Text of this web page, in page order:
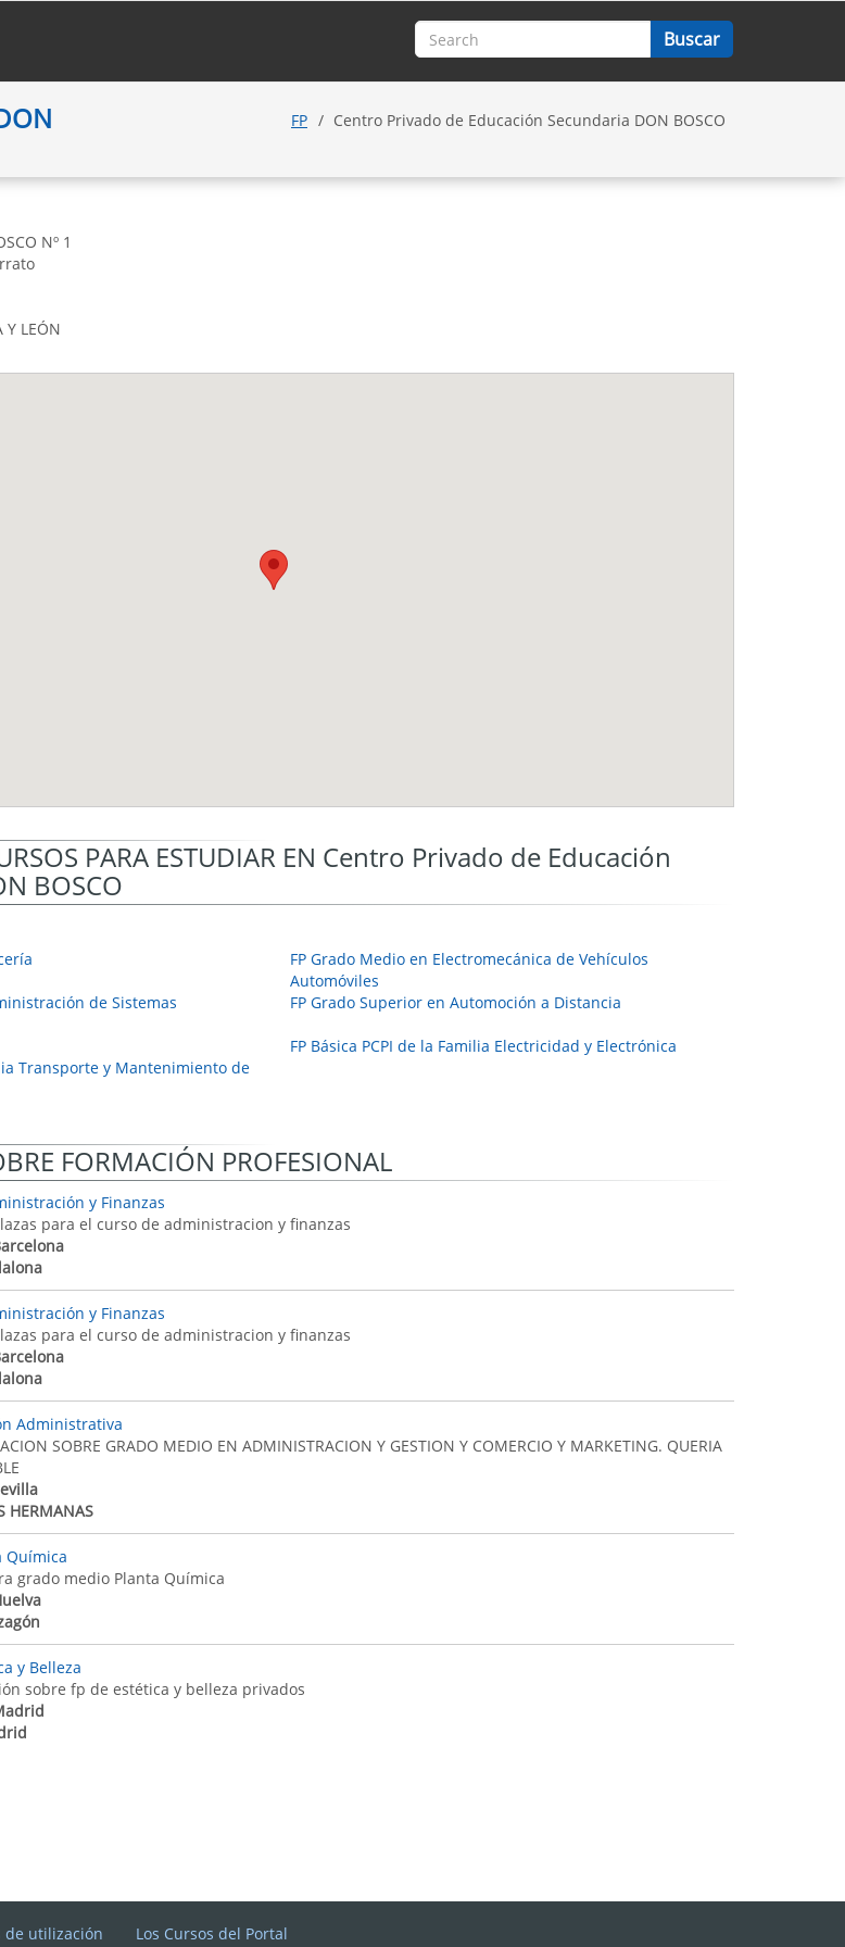
FP Centro Privado de Educación Secundaria DON BOSCO
Nº 1
Y LEÓN
PARA ESTUDIAR EN Centro Privado de Educación
BOSCO
FP Grado Medio en Electromecánica de Vehículos
Automóviles
de Sistemas
FP Grado Superior en Automoción a Distancia
FP Básica PCPI de la Familia Electricidad y Electrónica
Transporte y Mantenimiento de
FORMACIÓN PROFESIONAL
y Finanzas
para el curso de administracion y finanzas
y Finanzas
para el curso de administracion y finanzas
Administrativa
SOBRE GRADO MEDIO EN ADMINISTRACION Y GESTION Y COMERCIO Y MARKETING. QUERIA
HERMANAS
Química
grado medio Planta Química
y Belleza
sobre fp de estética y belleza privados
de utilización Los Cursos del Portal